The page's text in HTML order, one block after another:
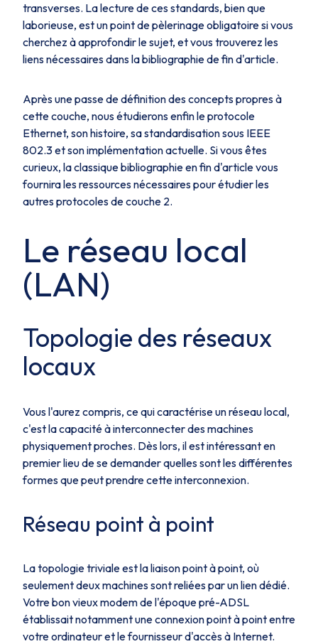
transverses. La lecture de ces standards, bien que
laborieuse, est un point de pèlerinage obligatoire si vous
cherchez à approfondir le sujet, et vous trouverez les
liens nécessaires dans la bibliographie de fin d'article.
Après une passe de définition des concepts propres à
cette couche, nous étudierons enfin le protocole
Ethernet, son histoire, sa standardisation sous IEEE
802.3et son implémentation actuelle. Si vous êtes
curieux, la classique bibliographie en fin d'article vous
fournira les ressources nécessaires pour étudier les
autres protocoles de couche 2.
Le réseau local
(LAN)
Topologie des réseaux
locaux
Vous l'aurez compris, ce qui caractérise un réseau local,
c'est la capacité à interconnecter des machines
physiquement proches. Dès lors, il est intéressant en
premier lieu de se demander quelles sont les différentes
formes que peut prendre cette interconnexion.
Réseau point à point
La topologie triviale est la liaison point à point, où
seulement deux machines sont reliées par un lien dédié.
Votre bon vieux modem de l'époque pré-ADSL
établissait notamment une connexion point à point entre
votre ordinateur et le fournisseur d'accès à Internet.